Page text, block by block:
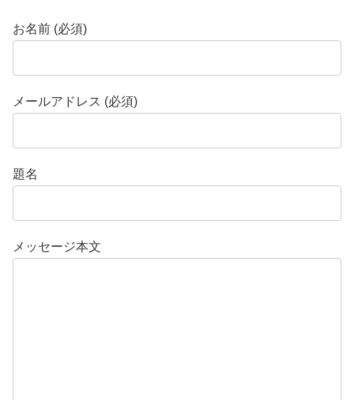
お名前 (必須)
メールアドレス (必須)
題名
メッセージ本文